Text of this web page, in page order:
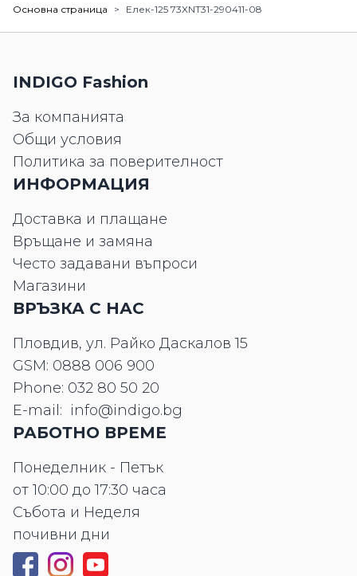
Основна страница > Елек-125 73XNT31-290411-08
INDIGO Fashion
За компанията
Общи условия
Политика за поверителност
ИНФОРМАЦИЯ
Доставка и плащане
Връщане и замяна
Често задавани въпроси
Магазини
ВРЪЗКА С НАС
Пловдив, ул. Райко Даскалов 15
GSM: 0888 006 900
Phone: 032 80 50 20
E-mail: info@indigo.bg
РАБОТНО ВРЕМЕ
Понеделник - Петък
от 10:00 до 17:30 часа
Събота и Неделя
почивни дни